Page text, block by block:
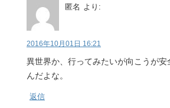
匿名 より:
2016年10月01日 16:21
異世界か、行ってみたいが向こうが安
んだよな。
返信